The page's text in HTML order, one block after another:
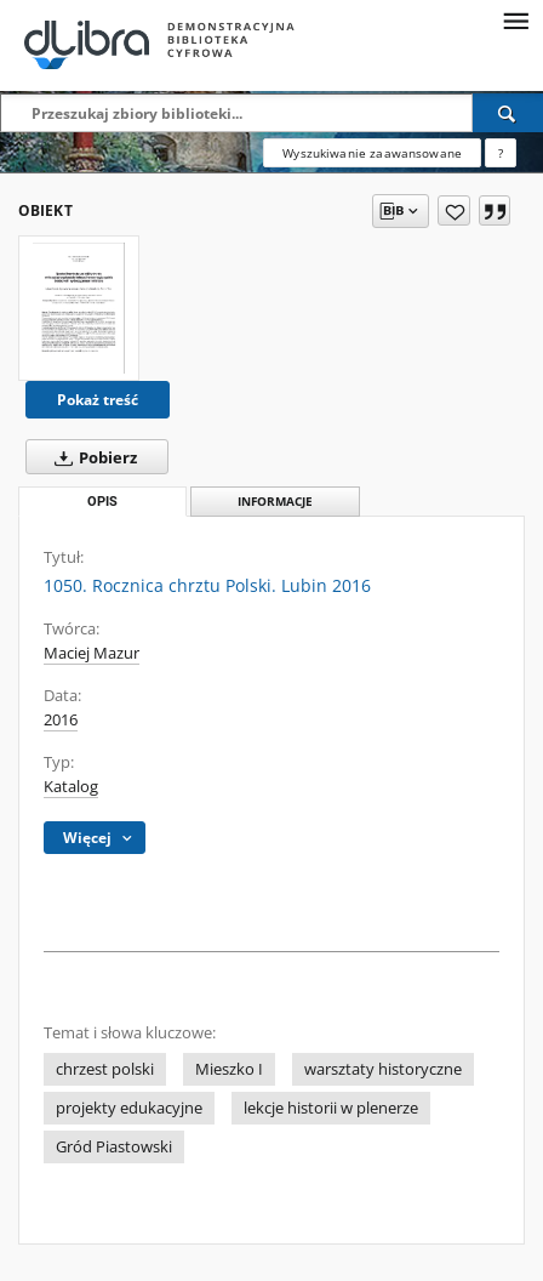
Wyszukiwanie zaawansowane ?
OBIEKT
Pokaż treść
Pobierz
OPIS INFORMACJE
Tytuł:
1050. Rocznica chrztu Polski. Lubin 2016
Twórca:
Maciej Mazur
Data:
2016
Typ:
Katalog
Więcej
Temat i słowa kluczowe:
chrzest polski
Mieszko I
warsztaty historyczne
projekty edukacyjne
lekcje historii w plenerze
Gród Piastowski